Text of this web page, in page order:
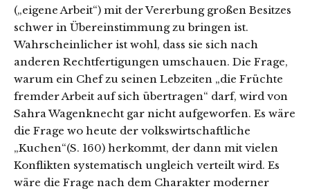
(„eigene Arbeit“) mit der Vererbung großen Besitzes
schwer in Übereinstimmung zu bringen ist.
Wahrscheinlicher ist wohl, dass sie sich nach
anderen Rechtfertigungen umschauen. Die Frage,
warum ein Chef zu seinen Lebzeiten „die Früchte
fremder Arbeit auf sich übertragen“ darf, wird von
Sahra Wagenknecht gar nicht aufgeworfen. Es wäre
die Frage wo heute der volkswirtschaftliche
„Kuchen“(S. 160) herkommt, der dann mit vielen
Konflikten systematisch ungleich verteilt wird. Es
wäre die Frage nach dem Charakter moderner